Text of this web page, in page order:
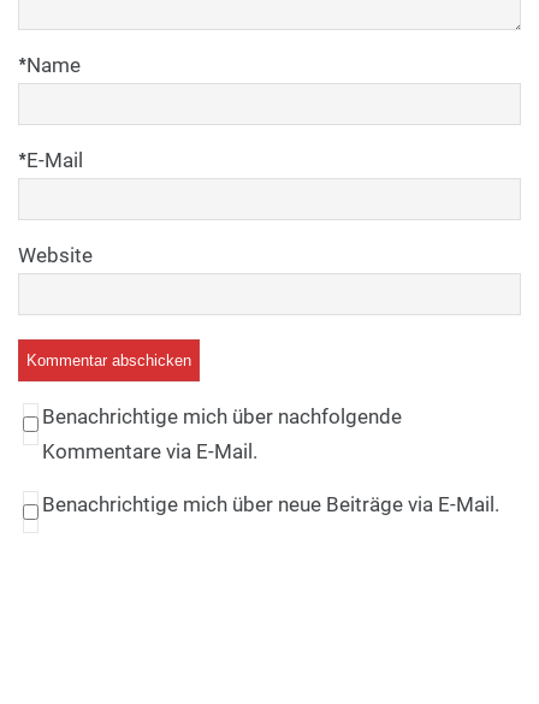
Name
*
E-Mail
*
Website
Benachrichtige mich über nachfolgende
Kommentare via E-Mail.
Benachrichtige mich über neue Beiträge via E-Mail.